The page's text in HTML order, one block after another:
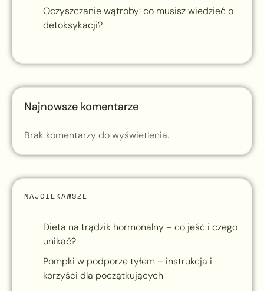
Oczyszczanie wątroby: co musisz wiedzieć o
detoksykacji?
Najnowsze komentarze
Brak komentarzy do wyświetlenia.
NAJCIEKAWSZE
Dieta na trądzik hormonalny – co jeść i czego
unikać?
Pompki w podporze tyłem – instrukcja i
korzyści dla początkujących